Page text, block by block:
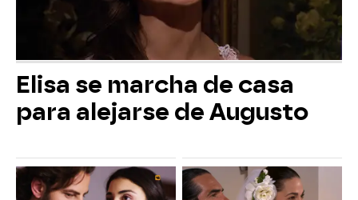
Elisa se marcha de casa
para alejarse de Augusto